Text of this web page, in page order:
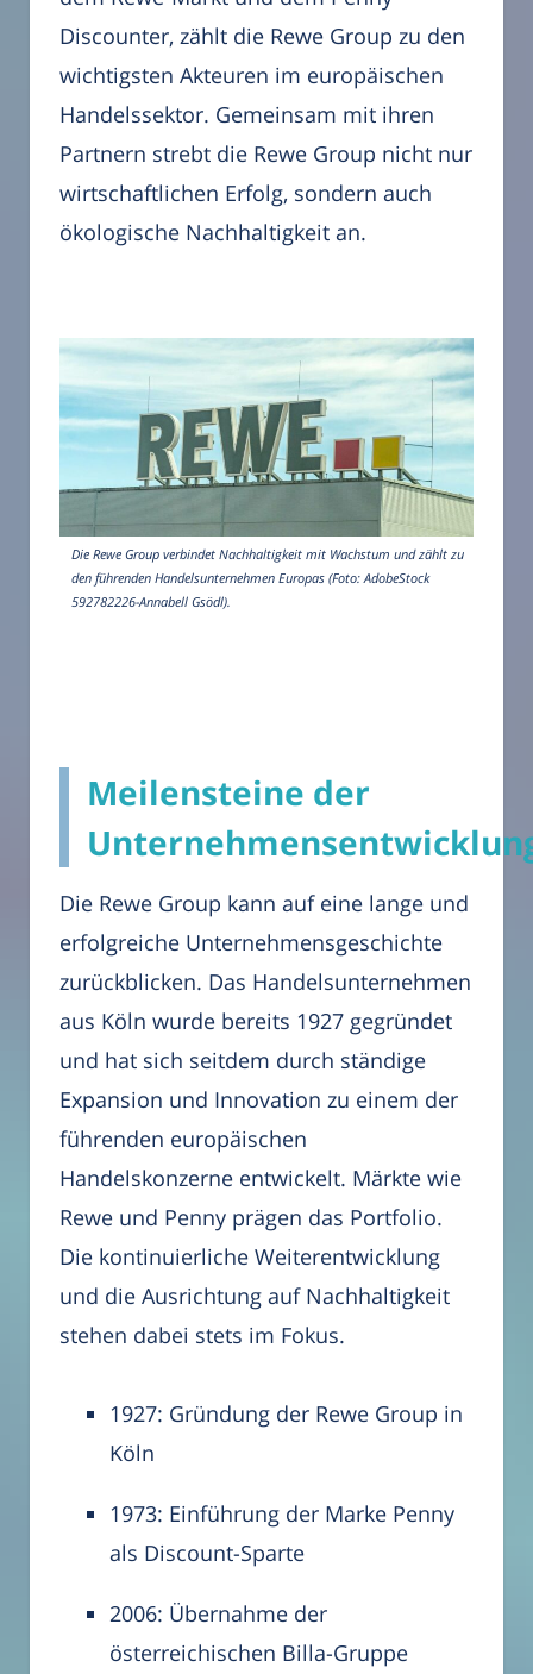
Discounter, zählt die Rewe Group zu den
wichtigsten Akteuren im europäischen
Handelssektor. Gemeinsam mit ihren
Partnern strebt die Rewe Group nicht nur
wirtschaftlichen Erfolg, sondern auch
ökologische Nachhaltigkeit an.
Die Rewe Group verbindet Nachhaltigkeit mit Wachstum und zählt zu
den führenden Handelsunternehmen Europas (Foto: AdobeStock
592782226-Annabell Gsödl).
Meilensteine der
Die Rewe Group kann auf eine lange und
erfolgreiche Unternehmensgeschichte
zurückblicken. Das Handelsunternehmen
aus Köln wurde bereits 1927 gegründet
und hat sich seitdem durch ständige
Expansion und Innovation zu einem der
führenden europäischen
Handelskonzerne entwickelt. Märkte wie
Rewe und Penny prägen das Portfolio.
Die kontinuierliche Weiterentwicklung
und die Ausrichtung auf Nachhaltigkeit
stehen dabei stets im Fokus.
1927: Gründung der Rewe Group in
Köln
1973: Einführung der Marke Penny
als Discount-Sparte
2006: Übernahme der
österreichischen Billa-Gruppe